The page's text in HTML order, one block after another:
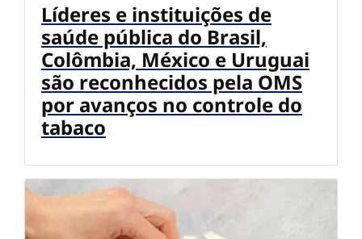
Líderes e instituições de
saúde pública do Brasil,
Colômbia, México e Uruguai
são reconhecidos pela OMS
por avanços no controle do
tabaco